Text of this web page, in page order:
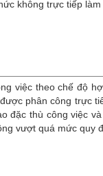
không trực tiếp
việc theo chế độ
phân công trực
đặc thù công việc
vượt quá mức quy